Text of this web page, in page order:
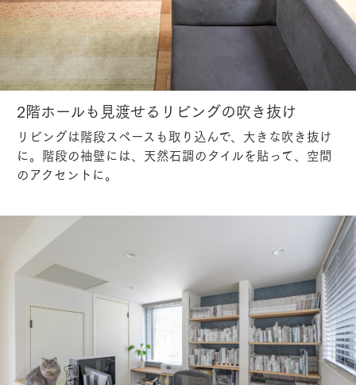
2階ホールも見渡せるリビングの吹き抜け
リビングは階段スペースも取り込んで、大きな吹き抜け
に。階段の袖壁には、天然石調のタイルを貼って、空間
のアクセントに。